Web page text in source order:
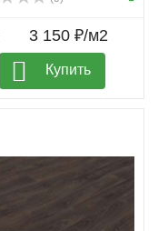
3 150 ₽/м2
Купить